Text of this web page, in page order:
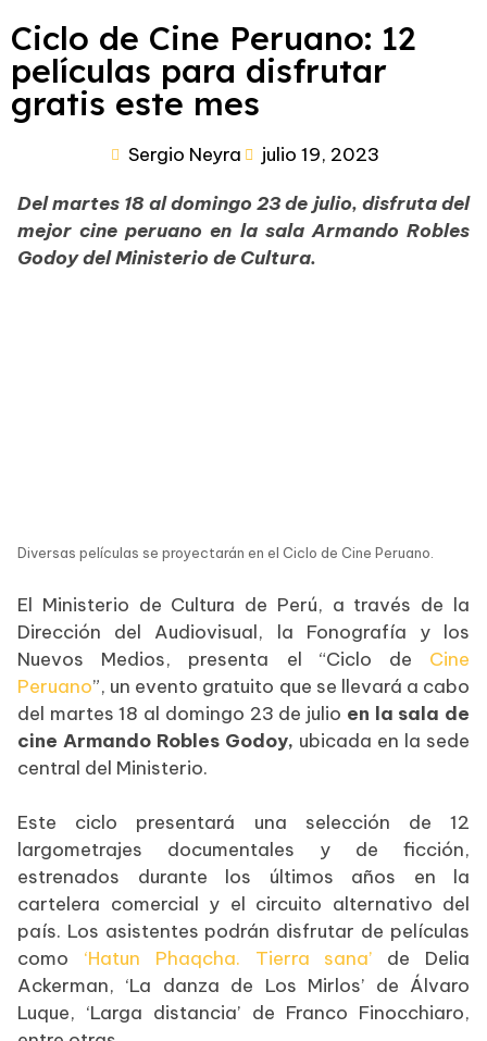
Ciclo de Cine Peruano: 12
películas para disfrutar
gratis este mes
Sergio Neyra julio 19, 2023
Del martes 18 al domingo 23 de julio, disfruta del
mejor cine peruano en la sala Armando Robles
Godoy del Ministerio de Cultura.
Diversas películas se proyectarán en el Ciclo de Cine Peruano.
El Ministerio de Cultura de Perú, a través de la
Dirección del Audiovisual, la Fonografía y los
Nuevos Medios, presenta el “Ciclo de Cine
Peruano”, un evento gratuito que se llevará a cabo
del martes 18 al domingo 23 de julio en la sala de
cine Armando Robles Godoy, ubicada en la sede
central del Ministerio.
Este ciclo presentará una selección de 12
largometrajes documentales y de ficción,
estrenados durante los últimos años en la
cartelera comercial y el circuito alternativo del
país. Los asistentes podrán disfrutar de películas
como ‘Hatun Phaqcha. Tierra sana’ de Delia
Ackerman, ‘La danza de Los Mirlos’ de Álvaro
Luque, ‘Larga distancia’ de Franco Finocchiaro,